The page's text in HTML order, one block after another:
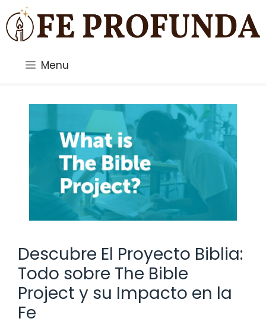
Saltar
al
contenido
Menu
Descubre El Proyecto Biblia:
Todo sobre The Bible
Project y su Impacto en la
Fe